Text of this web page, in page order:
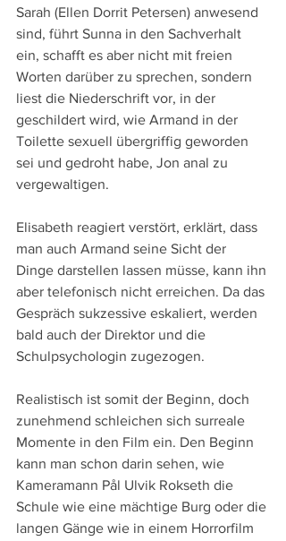
Sarah (Ellen Dorrit Petersen) anwesend
sind, führt Sunna in den Sachverhalt
ein, schafft es aber nicht mit freien
Worten darüber zu sprechen, sondern
liest die Niederschrift vor, in der
geschildert wird, wie Armand in der
Toilette sexuell übergriffig geworden
sei und gedroht habe, Jon anal zu
vergewaltigen.
Elisabeth reagiert verstört, erklärt, dass
man auch Armand seine Sicht der
Dinge darstellen lassen müsse, kann ihn
aber telefonisch nicht erreichen. Da das
Gespräch sukzessive eskaliert, werden
bald auch der Direktor und die
Schulpsychologin zugezogen.
Realistisch ist somit der Beginn, doch
zunehmend schleichen sich surreale
Momente in den Film ein. Den Beginn
kann man schon darin sehen, wie
Kameramann Pål Ulvik Rokseth die
Schule wie eine mächtige Burg oder die
langen Gänge wie in einem Horrorfilm